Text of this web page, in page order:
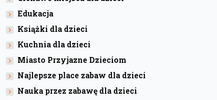
Edukacja
Książki dla dzieci
Kuchnia dla dzieci
Miasto Przyjazne Dzieciom
Najlepsze place zabaw dla dzieci
Nauka przez zabawę dla dzieci